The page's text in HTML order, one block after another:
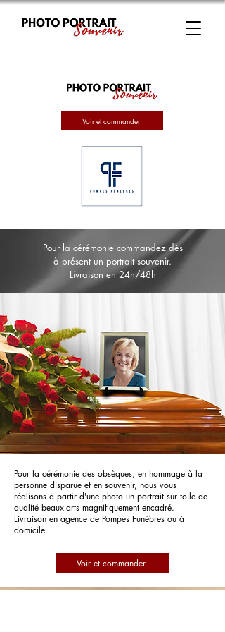
Voir et commander
Pour la cérémonie commandez dès
à présent un portrait souvenir.
Livraison en 24h/48h
Pour la cérémonie des obsèques, en hommage à la
personne disparue et en souvenir, nous vous
réalisons à partir d'une photo un portrait sur toile de
qualité beaux-arts magnifiquement encadré.
Livraison en agence de Pompes Funèbres ou à
domicile.
Voir et commander